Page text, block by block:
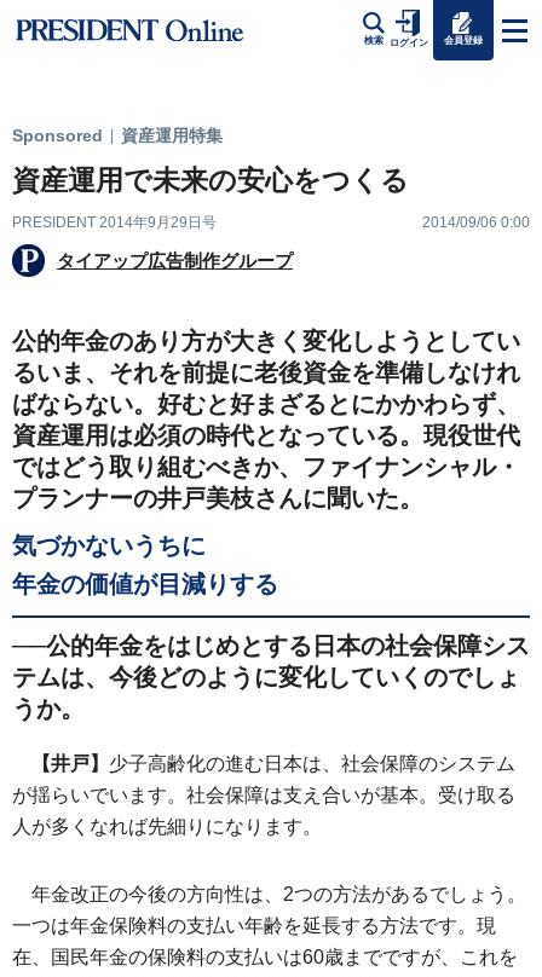
検索 ログイン 会員登録
Sponsored 資産運用特集
資産運用で未来の安心をつくる
PRESIDENT 2014年9月29日号 2014/09/06 0:00
タイアップ広告制作グループ
公的年金のあり方が大きく変化しようとしてい
るいま、それを前提に老後資金を準備しなけれ
ばならない。好むと好まざるとにかかわらず、
資産運用は必須の時代となっている。現役世代
ではどう取り組むべきか、ファイナンシャル・
プランナーの井戸美枝さんに聞いた。
気づかないうちに
年金の価値が目減りする
──公的年金をはじめとする日本の社会保障シス
テムは、今後どのように変化していくのでしょ
うか。
【井戸】 少子高齢化の進む日本は、社会保障のシステム
が揺らいでいます。社会保障は支え合いが基本。受け取る
人が多くなれば先細りになります。
年金改正の今後の方向性は、2つの方法があるでしょう。
一つは年金保険料の支払い年齢を延長する方法です。現
在、国民年金の保険料の支払いは60歳までですが、これを